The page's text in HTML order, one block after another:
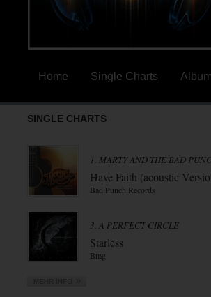
Home Single Charts
SINGLE CHARTS
1. MARTY AND THE BAD
Have Faith (acoustic
Bad Punch Records
3. A PERFECT CIRCLE
Starless
Bmg